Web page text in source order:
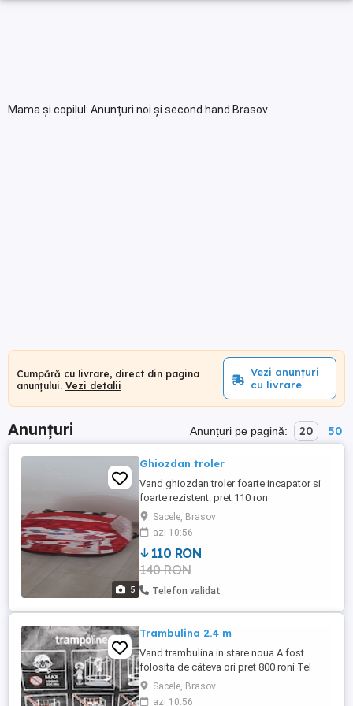
Mama și copilul: Anunțuri noi și second hand Brasov
Cumpără cu livrare, direct din pagina
anunțului. Vezi detalii
Vezi anunțuri
cu livrare
Anunțuri Anunțuri pe pagină: 20 50
5
Ghiozdan troler
Vand ghiozdan troler foarte incapator si
foarte rezistent. pret 110 ron
Sacele, Brasov
azi 10:56
110 RON
140 RON
Telefon validat
Trambulina 2.4 m
Vand trambulina in stare noua A fost
folosita de câteva ori pret 800 roni Tel
Sacele, Brasov
azi 10:56